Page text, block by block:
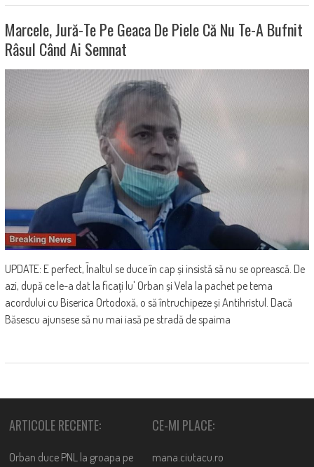
Marcele, Jură-Te Pe Geaca De Piele Că Nu Te-A Bufnit
Râsul Când Ai Semnat
UPDATE: E perfect, Înaltul se duce în cap și insistă să nu se oprească. De
azi, după ce le-a dat la ficați lu' Orban și Vela la pachet pe tema
acordului cu Biserica Ortodoxă, o să întruchipeze și Antihristul. Dacă
Băsescu ajunsese să nu mai iasă pe stradă de spaima
ARTICOLE RECENTE:
Orban duce PNL la groapa pe
CE-MI PLACE:
mana.ciutacu.ro